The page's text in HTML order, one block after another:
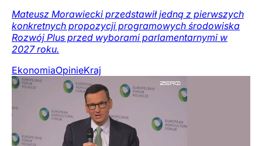
Mateusz Morawiecki przedstawił jedną z pierwszych
konkretnych propozycji programowych środowiska
Rozwój Plus przed wyborami parlamentarnymi w
2027 roku.
EkonomiaOpinieKraj